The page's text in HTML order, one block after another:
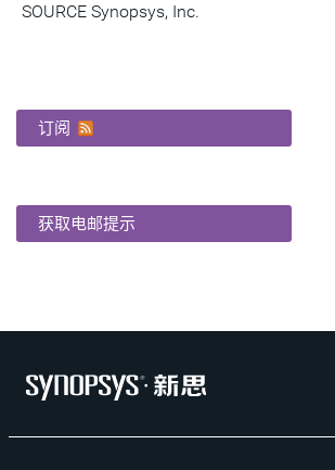
SOURCE Synopsys, Inc.
订阅
获取电邮提示